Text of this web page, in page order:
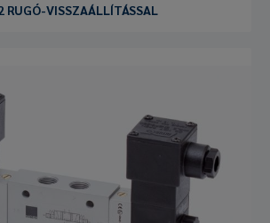
RUGÓ-VISSZAÁLLÍTÁSSAL